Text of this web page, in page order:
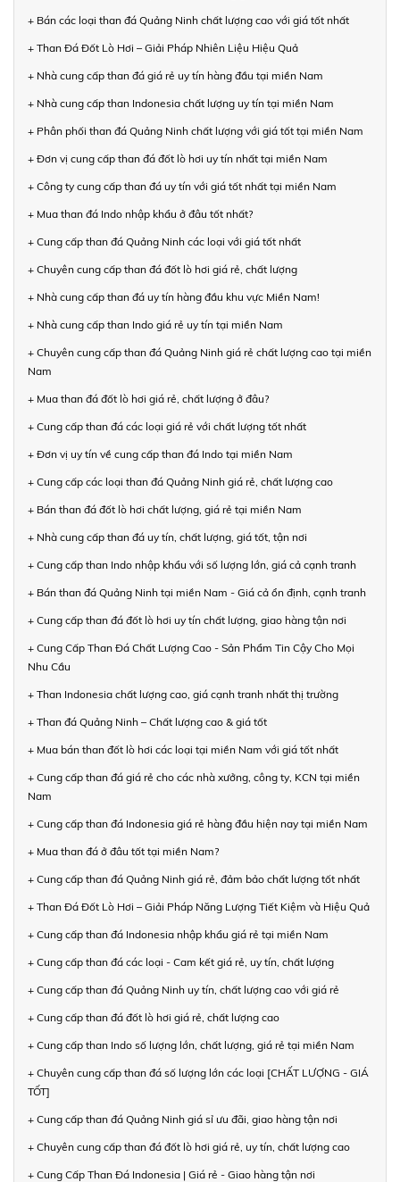
+ Bán các loại than đá Quảng Ninh chất lượng cao với giá tốt nhất
+ Than Đá Đốt Lò Hơi – Giải Pháp Nhiên Liệu Hiệu Quả
+ Nhà cung cấp than đá giá rẻ uy tín hàng đầu tại miền Nam
+ Nhà cung cấp than Indonesia chất lượng uy tín tại miền Nam
+ Phân phối than đá Quảng Ninh chất lượng với giá tốt tại miền Nam
+ Đơn vị cung cấp than đá đốt lò hơi uy tín nhất tại miền Nam
+ Công ty cung cấp than đá uy tín với giá tốt nhất tại miền Nam
+ Mua than đá Indo nhập khẩu ở đâu tốt nhất?
+ Cung cấp than đá Quảng Ninh các loại với giá tốt nhất
+ Chuyên cung cấp than đá đốt lò hơi giá rẻ, chất lượng
+ Nhà cung cấp than đá uy tín hàng đầu khu vực Miền Nam!
+ Nhà cung cấp than Indo giá rẻ uy tín tại miền Nam
+ Chuyên cung cấp than đá Quảng Ninh giá rẻ chất lượng cao tại miền
Nam
+ Mua than đá đốt lò hơi giá rẻ, chất lượng ở đâu?
+ Cung cấp than đá các loại giá rẻ với chất lượng tốt nhất
+ Đơn vị uy tín về cung cấp than đá Indo tại miền Nam
+ Cung cấp các loại than đá Quảng Ninh giá rẻ, chất lượng cao
+ Bán than đá đốt lò hơi chất lượng, giá rẻ tại miền Nam
+ Nhà cung cấp than đá uy tín, chất lượng, giá tốt, tận nơi
+ Cung cấp than Indo nhập khẩu với số lượng lớn, giá cả cạnh tranh
+ Bán than đá Quảng Ninh tại miền Nam - Giá cả ổn định, cạnh tranh
+ Cung cấp than đá đốt lò hơi uy tín chất lượng, giao hàng tận nơi
+ Cung Cấp Than Đá Chất Lượng Cao - Sản Phẩm Tin Cậy Cho Mọi
Nhu Cầu
+ Than Indonesia chất lượng cao, giá cạnh tranh nhất thị trường
+ Than đá Quảng Ninh – Chất lượng cao & giá tốt
+ Mua bán than đốt lò hơi các loại tại miền Nam với giá tốt nhất
+ Cung cấp than đá giá rẻ cho các nhà xưởng, công ty, KCN tại miền
Nam
+ Cung cấp than đá Indonesia giá rẻ hàng đầu hiện nay tại miền Nam
+ Mua than đá ở đâu tốt tại miền Nam?
+ Cung cấp than đá Quảng Ninh giá rẻ, đảm bảo chất lượng tốt nhất
+ Than Đá Đốt Lò Hơi – Giải Pháp Năng Lượng Tiết Kiệm và Hiệu Quả
+ Cung cấp than đá Indonesia nhập khẩu giá rẻ tại miền Nam
+ Cung cấp than đá các loại - Cam kết giá rẻ, uy tín, chất lượng
+ Cung cấp than đá Quảng Ninh uy tín, chất lượng cao với giá rẻ
+ Cung cấp than đá đốt lò hơi giá rẻ, chất lượng cao
+ Cung cấp than Indo số lượng lớn, chất lượng, giá rẻ tại miền Nam
+ Chuyên cung cấp than đá số lượng lớn các loại [CHẤT LƯỢNG - GIÁ
TỐT]
+ Cung cấp than đá Quảng Ninh giá sỉ ưu đãi, giao hàng tận nơi
+ Chuyên cung cấp than đá đốt lò hơi giá rẻ, uy tín, chất lượng cao
+ Cung Cấp Than Đá Indonesia | Giá rẻ - Giao hàng tận nơi